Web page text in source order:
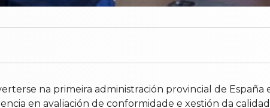
na primeira administración provincial de España
en avaliación de conformidade e xestión da